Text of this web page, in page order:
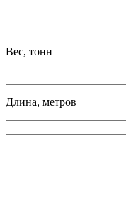
Вес, тонн
Длина, метров